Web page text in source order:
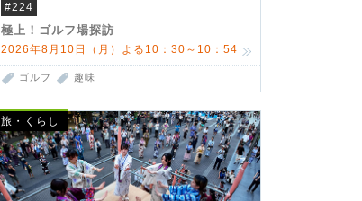
#224
極上！ゴルフ場探訪
2026年8月10日（月）よる10：30～10：54
ゴルフ 趣味
旅・くらし